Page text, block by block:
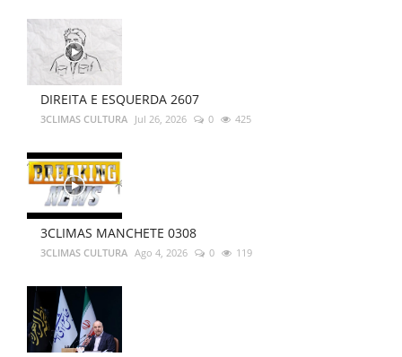
DIREITA E ESQUERDA 2607
3CLIMAS CULTURA Jul 26, 2026 0 425
3CLIMAS MANCHETE 0308
3CLIMAS CULTURA Ago 4, 2026 0 119